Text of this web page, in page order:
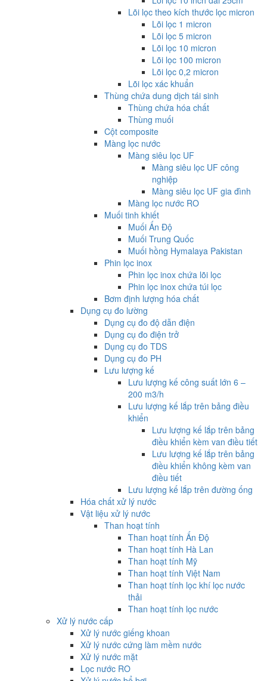
Lõi lọc theo kích thước lọc micron
Lõi lọc 1 micron
Lõi lọc 5 micron
Lõi lọc 10 micron
Lõi lọc 100 micron
Lõi lọc 0,2 micron
Lõi lọc xác khuẩn
Thùng chứa dung dịch tái sinh
Thùng chứa hóa chất
Thùng muối
Cột composite
Màng lọc nước
Màng siêu lọc UF
Màng siêu lọc UF công
nghiệp
Màng siêu lọc UF gia đình
Màng lọc nước RO
Muối tinh khiết
Muối Ấn Độ
Muối Trung Quốc
Muối hồng Hymalaya Pakistan
Phin lọc inox
Phin lọc inox chứa lõi lọc
Phin lọc inox chứa túi lọc
Bơm định lượng hóa chất
Dụng cụ đo lường
Dụng cụ đo độ dẫn điện
Dụng cụ đo điện trở
Dụng cụ đo TDS
Dụng cụ đo PH
Lưu lượng kế
Lưu lượng kế công suất lớn 6 –
200 m3/h
Lưu lượng kế lắp trên bảng điều
khiển
Lưu lượng kế lắp trên bảng
điều khiển kèm van điều tiết
Lưu lượng kế lắp trên bảng
điều khiển không kèm van
điều tiết
Lưu lượng kế lắp trên đường ống
Hóa chất xử lý nước
Vật liệu xử lý nước
Than hoạt tính
Than hoạt tính Ấn Độ
Than hoạt tính Hà Lan
Than hoạt tính Mỹ
Than hoạt tính Việt Nam
Than hoạt tính lọc khí lọc nước
thải
Than hoạt tính lọc nước
Xử lý nước cấp
Xử lý nước giếng khoan
Xử lý nước cứng làm mềm nước
Xử lý nước mặt
Lọc nước RO